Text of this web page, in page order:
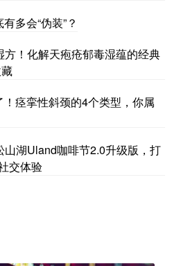
多会“伪装”？
！化解天疱疮郁毒湿蕴的经典
痉挛性斜颈的4个类型，你属
湖Uland咖啡节2.0升级版，打
交体验